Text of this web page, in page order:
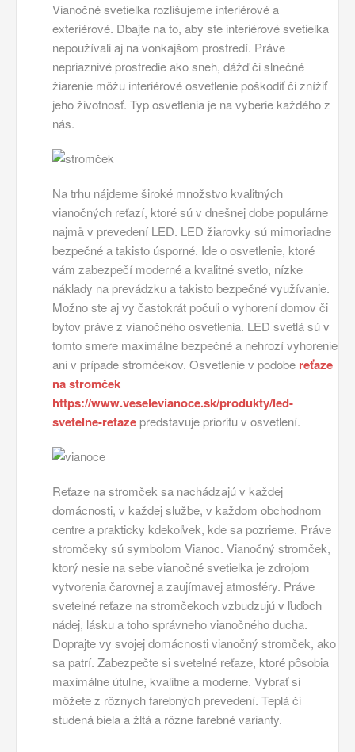
Vianočné svetielka rozlišujeme interiérové a
exteriérové. Dbajte na to, aby ste interiérové svetielka
nepoužívali aj na vonkajšom prostredí. Práve
nepriaznivé prostredie ako sneh, dážď či slnečné
žiarenie môžu interiérové osvetlenie poškodiť či znížiť
jeho životnosť. Typ osvetlenia je na vyberie každého z
nás.
Na trhu nájdeme široké množstvo kvalitných
vianočných reťazí, ktoré sú v dnešnej dobe populárne
najmä v prevedení LED. LED žiarovky sú mimoriadne
bezpečné a takisto úsporné. Ide o osvetlenie, ktoré
vám zabezpečí moderné a kvalitné svetlo, nízke
náklady na prevádzku a takisto bezpečné využívanie.
Možno ste aj vy častokrát počuli o vyhorení domov či
bytov práve z vianočného osvetlenia. LED svetlá sú v
tomto smere maximálne bezpečné a nehrozí vyhorenie
ani v prípade stromčekov. Osvetlenie v podobe reťaze
na stromček
https://www.veselevianoce.sk/produkty/led-
svetelne-retaze predstavuje prioritu v osvetlení.
Reťaze na stromček sa nachádzajú v každej
domácnosti, v každej službe, v každom obchodnom
centre a prakticky kdekoľvek, kde sa pozrieme. Práve
stromčeky sú symbolom Vianoc. Vianočný stromček,
ktorý nesie na sebe vianočné svetielka je zdrojom
vytvorenia čarovnej a zaujímavej atmosféry. Práve
svetelné reťaze na stromčekoch vzbudzujú v ľuďoch
nádej, lásku a toho správneho vianočného ducha.
Doprajte vy svojej domácnosti vianočný stromček, ako
sa patrí. Zabezpečte si svetelné reťaze, ktoré pôsobia
maximálne útulne, kvalitne a moderne. Vybrať si
môžete z rôznych farebných prevedení. Teplá či
studená biela a žltá a rôzne farebné varianty.